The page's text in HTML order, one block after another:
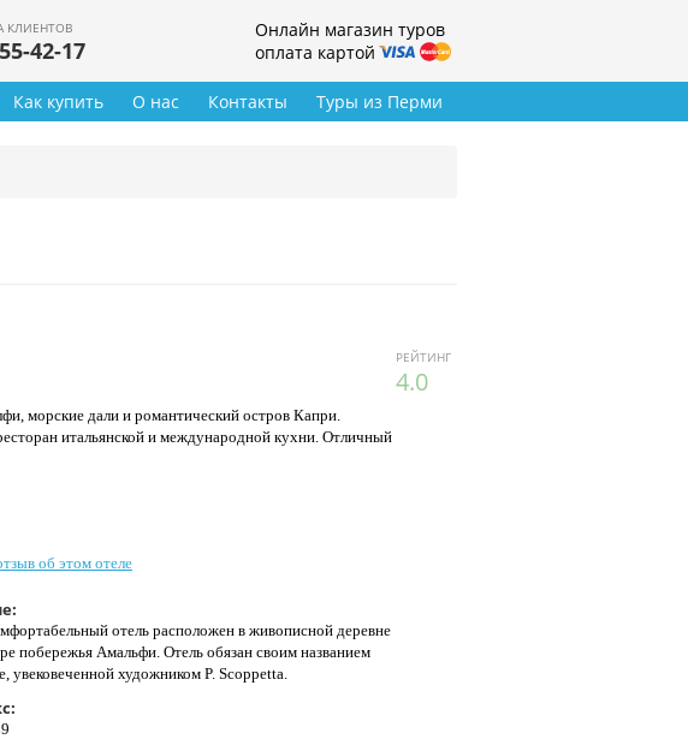
КЛИЕНТОВ
42-17
Онлайн магазин туров
оплата картой
Туры из Перми
Как купить О нас Контакты
РЕЙТИНГ
4.0
морские дали и романтический остров Капри.
итальянской и международной кухни. Отличный
об этом отеле
отель расположен в живописной деревне
побережья Амальфи. Отель обязан своим названием
увековеченной художником P. Scoppetta.